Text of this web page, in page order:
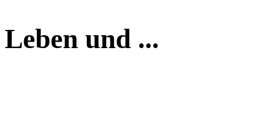
Leben und ...